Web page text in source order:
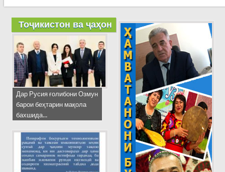
Тоҷикистон ва ҷаҳон
Дар Русия ғолибони Озмун
барои беҳтарин мақола
бахшида...